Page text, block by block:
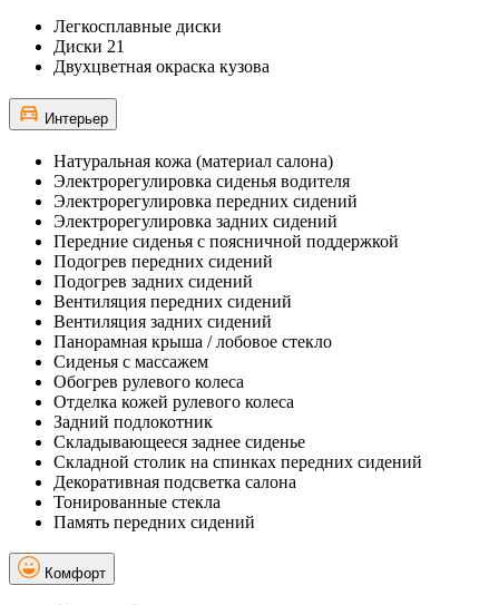
Легкосплавные диски
Диски 21
Двухцветная окраска кузова
Интерьер
Натуральная кожа (материал салона)
Электрорегулировка сиденья водителя
Электрорегулировка передних сидений
Электрорегулировка задних сидений
Передние сиденья с поясничной поддержкой
Подогрев передних сидений
Подогрев задних сидений
Вентиляция передних сидений
Вентиляция задних сидений
Панорамная крыша / лобовое стекло
Сиденья с массажем
Обогрев рулевого колеса
Отделка кожей рулевого колеса
Задний подлокотник
Складывающееся заднее сиденье
Складной столик на спинках передних сидений
Декоративная подсветка салона
Тонированные стекла
Память передних сидений
Комфорт